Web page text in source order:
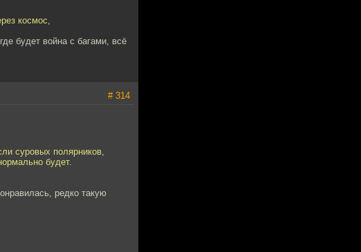
космос,
будет война с багами, всё
# 314
суровых полярников,
будет.
редко такую